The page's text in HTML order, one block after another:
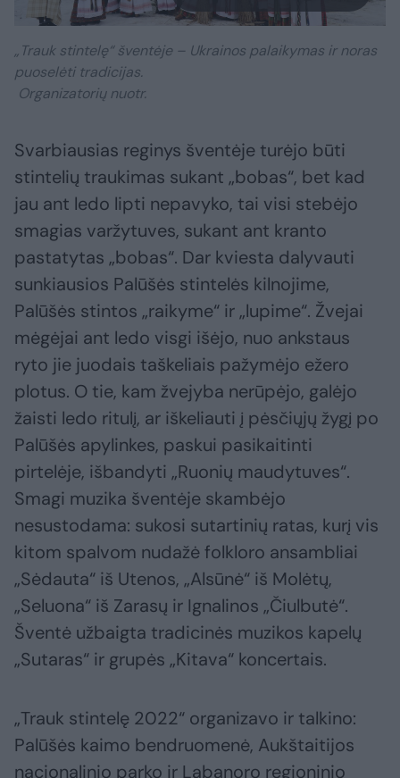
„Trauk stintelę“ šventėje – Ukrainos palaikymas ir noras
puoselėti tradicijas.
Organizatorių nuotr.
Svarbiausias reginys šventėje turėjo būti
stintelių traukimas sukant „bobas“, bet kad
jau ant ledo lipti nepavyko, tai visi stebėjo
smagias varžytuves, sukant ant kranto
pastatytas „bobas“. Dar kviesta dalyvauti
sunkiausios Palūšės stintelės kilnojime,
Palūšės stintos „raikyme“ ir „lupime“. Žvejai
mėgėjai ant ledo visgi išėjo, nuo ankstaus
ryto jie juodais taškeliais pažymėjo ežero
plotus. O tie, kam žvejyba nerūpėjo, galėjo
žaisti ledo ritulį, ar iškeliauti į pėsčiųjų žygį po
Palūšės apylinkes, paskui pasikaitinti
pirtelėje, išbandyti „Ruonių maudytuves“.
Smagi muzika šventėje skambėjo
nesustodama: sukosi sutartinių ratas, kurį vis
kitom spalvom nudažė folkloro ansambliai
„Sėdauta“ iš Utenos, „Alsūnė“ iš Molėtų,
„Seluona“ iš Zarasų ir Ignalinos „Čiulbutė“.
Šventė užbaigta tradicinės muzikos kapelų
„Sutaras“ ir grupės „Kitava“ koncertais.
„Trauk stintelę 2022“ organizavo ir talkino:
Palūšės kaimo bendruomenė, Aukštaitijos
nacionalinio parko ir Labanoro regioninio